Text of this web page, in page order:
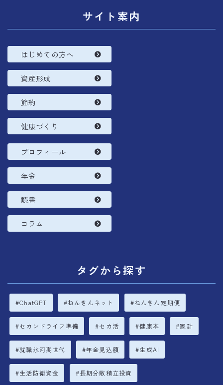
サイト案内
はじめての方へ
資産形成
節約
健康づくり
プロフィール
年金
読書
コラム
タグから探す
ChatGPT ねんきんネット ねんきん定期便
セカンドライフ準備 セカ活 健康本 家計
就職氷河期世代 年金見込額 生成AI
生活防衛資金 長期分散積立投資